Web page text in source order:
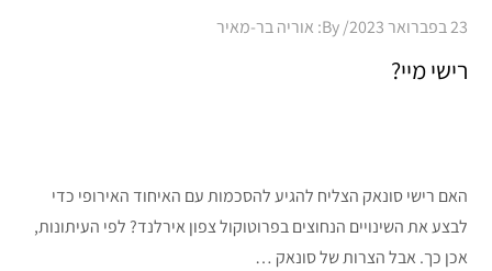
Posted
23 בפברואר 2023 By: אוריה בר-מאיר
רישי מיי?
האם רישי סונאק הצליח להגיע להסכמות עם האיחוד האירופי כדי
לבצע את השינויים הנחוצים בפרוטוקול צפון אירלנד? לפי העיתונות,
אכן כך. אבל הצרות של סונאק …